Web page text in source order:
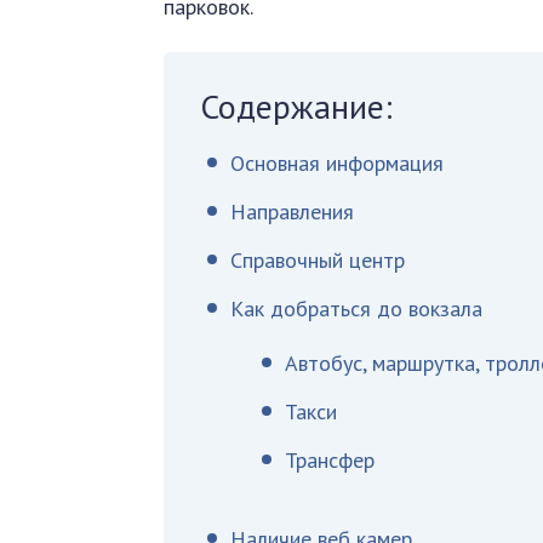
парковок.
Содержание:
Основная информация
Направления
Справочный центр
Как добраться до вокзала
Автобус, маршрутка,
Такси
Трансфер